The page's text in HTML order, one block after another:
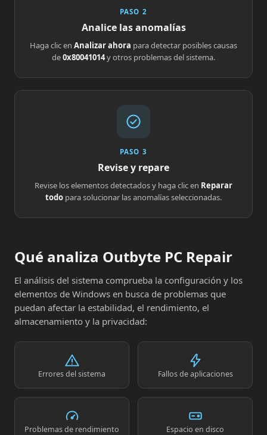
PASO 2
Analice las anomalías
Haga clic en Analizar ahora para detectar posibles causas
de0x80041014y otros problemas del sistema.
PASO 3
Revise y repare
Revise los elementos detectados y haga clic en Reparar
todo para solucionar las anomalías seleccionadas.
Qué analiza Outbyte PC Repair
El análisis del sistema comprueba la configuración y los
elementos de Windows en busca de problemas que
puedan afectar la estabilidad, el rendimiento, el
almacenamiento y la privacidad:
Errores del sistema Fallos de aplicaciones
Problemas de rendimiento Espacio en disco